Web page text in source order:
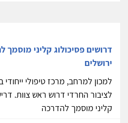
דרושים פסיכולוג קליני
ירושלים
למכון למרחב, מרכז טיפולי ייחודי
לציבור החרדי דרוש ראש צוות.
קליני מוסמך להדרכה